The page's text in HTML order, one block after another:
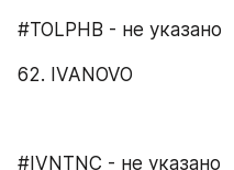
#TOLPHB - не указано
62. IVANOVO
#IVNTNC - не указано